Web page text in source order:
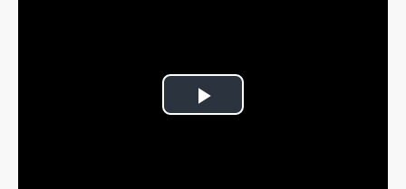
Play